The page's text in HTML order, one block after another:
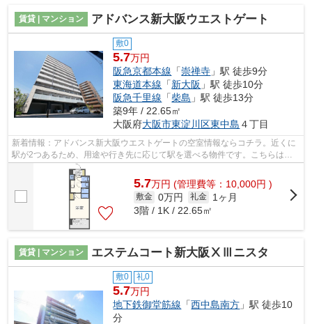
賃貸 | マンション アドバンス新大阪ウエストゲート
敷0
5.7万円
阪急京都本線 「崇禅寺 」駅 徒歩9分
東海道本線 「新大阪 」駅 徒歩10分
阪急千里線 「柴島 」駅 徒歩13分
築9年 / 22.65㎡
大阪府大阪市東淀川区東中島 ４丁目
新着情報：アドバンス新大阪ウエストゲートの空室情報ならコチラ。近くに
駅が2つあるため、用途や行き先に応じて駅を選べる物件です。こちらは初
期費用をカードでお支払いいただける物...
5.7万円 (管理費等：10,000円 )
敷金 0万円 礼金
1ヶ月
3階 / 1K / 22.65㎡
賃貸 | マンション エステムコート新大阪ⅩⅢニスタ
敷0 礼0
5.7万円
地下鉄御堂筋線 「西中島南方 」駅 徒歩10
分